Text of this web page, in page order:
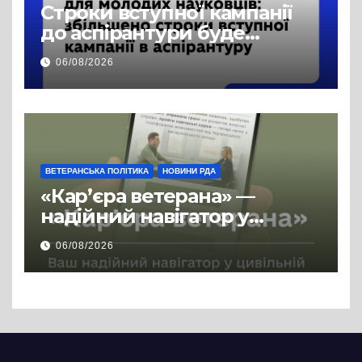
Строки вступної кампанії
до аспірантури буде
продовжено
06/08/2026
ВЕТЕРАНСЬКА ПОЛІТИКА НОВИНИ РДА
«Кар’єра ветерана» —
надійний навігатор у
цивільній професії
06/08/2026